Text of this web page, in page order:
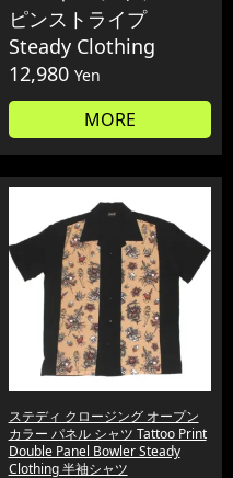
ピンストライプ
Steady Clothing
12,980 Yen
MORE
ステディ クロージング オープン
カラー パネル シャツ Tattoo Print
Double Panel Bowler Steady
Clothing 半袖シャツ